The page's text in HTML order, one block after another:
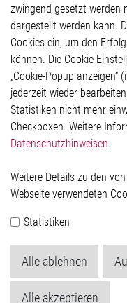
Glossar
Kontakt
Hinweisgeberschutzsystem
Impressum
Datenschutzerklärung
Cookie-Popup anzeigen
Elmos Semiconductor SE
Werkstättenstraße 18
Telefon: +49 (0) 2171 / 40
Handelsregister:
Köln HRB 123561
zwingend gesetzt werden
dargestellt werden kann.
Cookies ein, um den
können. Die Cookie-
„Cookie-Popup
jederzeit wieder
Statistiken nicht mehr
Checkboxen. Weitere
Datenschutzhinweisen.
Weitere Details zu den
Webseite verwendeten
Statistiken
Alle ablehnen
Alle akzeptieren